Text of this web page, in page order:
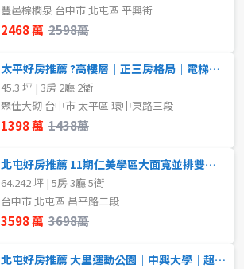
3房
豐邑棕櫚泉 台中市 北屯區 平興街
2468 萬 2598萬
太平好房推薦 ?高樓層｜正三房格局｜電梯口柱邊平車
45.3 坪 | 3房 2廳 2衛
聚佳大砌 台中市 太平區 環中東路三段
1398 萬 1438萬
北屯好房推薦 11期仁美學區大面寬並排雙車臨路豪墅
64.242 坪 | 5房 3廳 5衛
台中市 北屯區 昌平路二段
3598 萬 3698萬
北屯好房推薦 大里運動公園｜中興大學｜超大四房平車